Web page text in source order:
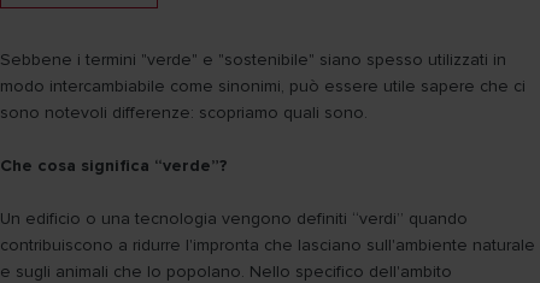
Sebbene i termini "verde" e "sostenibile" siano spesso utilizzati in
modo intercambiabile come sinonimi, può essere utile sapere che ci
sono notevoli differenze: scopriamo quali sono.
Che cosa significa “verde”?
Un edificio o una tecnologia vengono definiti “verdi” quando
contribuiscono a ridurre l'impronta che lasciano sull'ambiente naturale
e sugli animali che lo popolano. Nello specifico dell'ambito